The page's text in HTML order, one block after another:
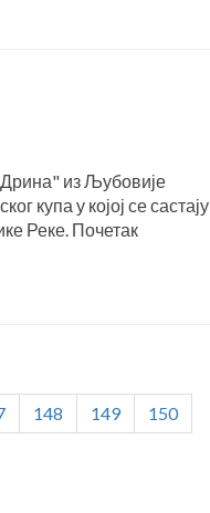
из Љубовије
купа у којој се састају
Реке. Почетак
148 149
150